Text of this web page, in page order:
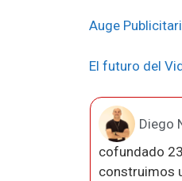
Auge
El futuro del
Diego
cofundado
construimos